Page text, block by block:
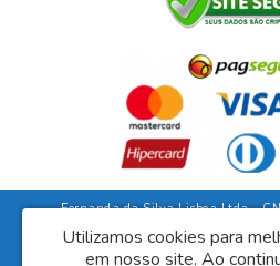
Fernanda da Silva Lisboa Ltda -
Rua Duarte Guimarães, 135 -
Lisboa Móveis
Utilizamos cookies para
em nosso site. Ao